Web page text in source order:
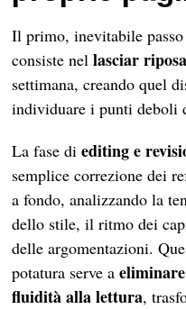
Il primo, inevitabile
consiste nellasciar
settimana, creando quel
individuare i punti deboli
La fase diediting e
semplice correzione dei
a fondo, analizzando la
dello stile, il ritmo dei
delle argomentazioni.
potatura serve a
fluidità alla lettura,